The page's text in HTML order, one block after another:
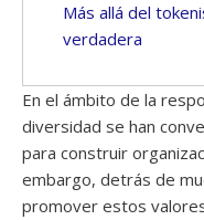
Más allá del
verdadera
En el ámbito de la
diversidad se han
para construir
embargo, detrás de
promover estos